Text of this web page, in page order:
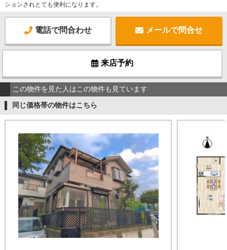
ションされとても便利になります。
電話で問合わせ メールで問合せ
来店予約
この物件を見た人はこの物件も見ています
同じ価格帯の物件はこちら